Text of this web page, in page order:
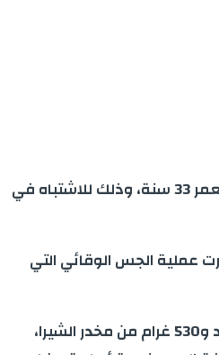
تمكنت عناصر فرقة مكافحة العصابات بولاية أمن مراكش، مساء أمس السبت 15 أكتوبر الجاري، من توقيف شخص من ذوي السوابق القضائية، يبلغ من العمر 33 سنة، وذلك للاشتباه في
عملية الجس الوقائي التي
كما مكنت عملية التفتيش التي أنجزتها عناصر الشرطة القضائية بمنزل المشتبه فيه من حجز 1920 قرص طبي مخدر إضافية من عدة أنواع، وكيلوغرام واحد و530 غرام من مخدر الشيرا،